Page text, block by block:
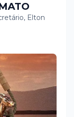
Elton